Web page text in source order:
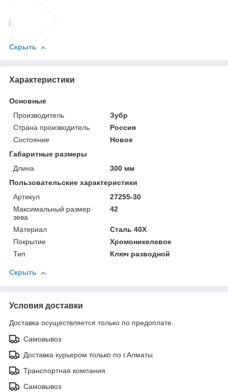
Скрыть
Характеристики
Основные
Производитель
Зубр
Страна производитель
Россия
Состояние
Новое
Габаритные размеры
Длина
300 мм
Пользовательские характеристики
Артикул
27255-30
Максимальный размер
зева
42
Материал
Сталь 40X
Покрытие
Хромоникелевое
Тип
Ключ разводной
Скрыть
Условия доставки
Доставка осуществляется только по предоплате.
Самовывоз
Доставка курьером только по г.Алматы
Транспортная компания
Самовывоз